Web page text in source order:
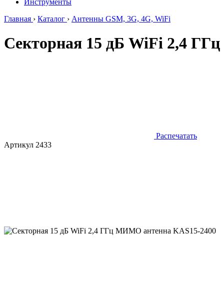
Инструменты
Главная › Каталог › Антенны GSM, 3G, 4G, WiFi
Секторная 15 дБ WiFi 2,4
Распечатать
Артикул 2433